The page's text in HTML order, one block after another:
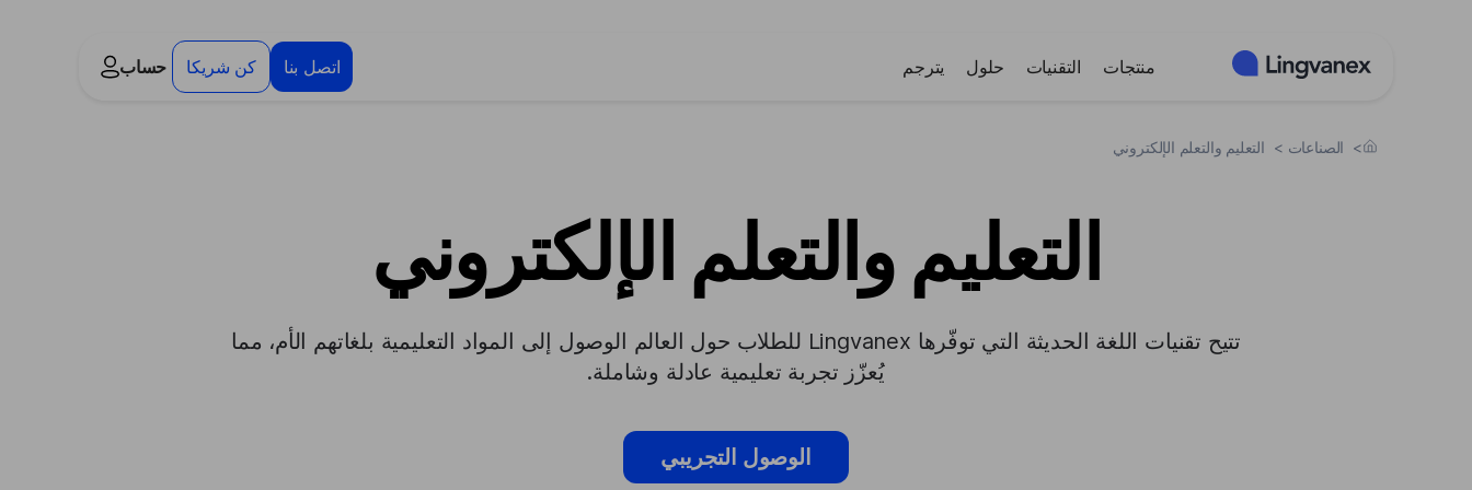
منتجات التقنيات حلول يترجم اتصل بنا كن شريكا حساب
> الصناعات > التعليم والتعلم الإلكتروني
التعليم والتعلم الإلكتروني
تتيح تقنيات اللغة الحديثة التي توفّرها Lingvanex للطلاب حول العالم الوصول إلى المواد التعليمية بلغاتهم الأم، مما
يُعزّز تجربة تعليمية عادلة وشاملة.
الوصول التجريبي